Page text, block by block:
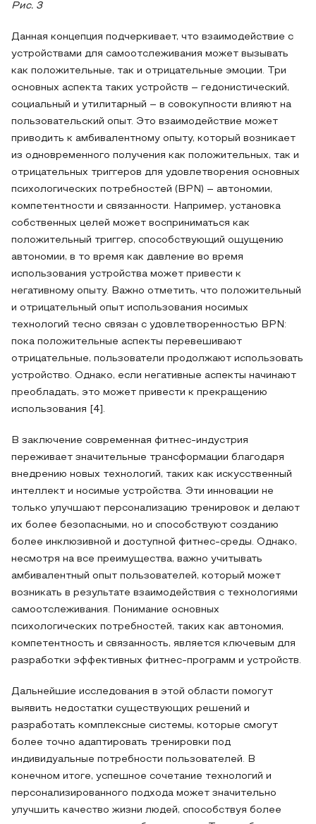
Рис. 3
Данная концепция подчеркивает, что взаимодействие с
устройствами для самоотслеживания может вызывать
как положительные, так и отрицательные эмоции. Три
основных аспекта таких устройств – гедонистический,
социальный и утилитарный – в совокупности влияют на
пользовательский опыт. Это взаимодействие может
приводить к амбивалентному опыту, который возникает
из одновременного получения как положительных, так и
отрицательных триггеров для удовлетворения основных
психологических потребностей (BPN) – автономии,
компетентности и связанности. Например, установка
собственных целей может восприниматься как
положительный триггер, способствующий ощущению
автономии, в то время как давление во время
использования устройства может привести к
негативному опыту. Важно отметить, что положительный
и отрицательный опыт использования носимых
технологий тесно связан с удовлетворенностью BPN:
пока положительные аспекты перевешивают
отрицательные, пользователи продолжают использовать
устройство. Однако, если негативные аспекты начинают
преобладать, это может привести к прекращению
использования [4].
В заключение современная фитнес-индустрия
переживает значительные трансформации благодаря
внедрению новых технологий, таких как искусственный
интеллект и носимые устройства. Эти инновации не
только улучшают персонализацию тренировок и делают
их более безопасными, но и способствуют созданию
более инклюзивной и доступной фитнес-среды. Однако,
несмотря на все преимущества, важно учитывать
амбивалентный опыт пользователей, который может
возникать в результате взаимодействия с технологиями
самоотслеживания. Понимание основных
психологических потребностей, таких как автономия,
компетентность и связанность, является ключевым для
разработки эффективных фитнес-программ и устройств.
Дальнейшие исследования в этой области помогут
выявить недостатки существующих решений и
разработать комплексные системы, которые смогут
более точно адаптировать тренировки под
индивидуальные потребности пользователей. В
конечном итоге, успешное сочетание технологий и
персонализированного подхода может значительно
улучшить качество жизни людей, способствуя более